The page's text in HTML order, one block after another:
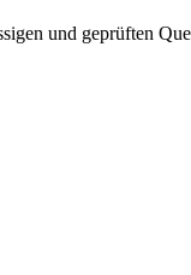
und geprüften